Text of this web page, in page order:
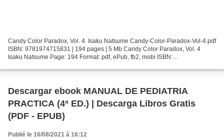
Candy Color Paradox, Vol. 4. Isaku Natsume Candy-Color-Paradox-Vol-4.pdf
ISBN: 9781974715831 | 194 pages | 5 Mb Candy Color Paradox, Vol. 4
Isaku Natsume Page: 194 Format: pdf, ePub, fb2, mobi ISBN:
Descargar ebook MANUAL DE PEDIATRIA
PRACTICA (4ª ED.) | Descarga Libros Gratis
(PDF - EPUB)
Publié le 16/08/2021 à 16:12